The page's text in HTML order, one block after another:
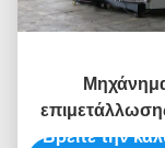
ανθεκτικό
Βρείτε την